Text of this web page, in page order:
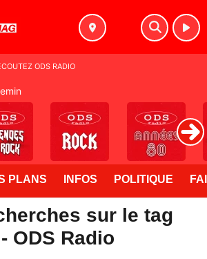
PLANS INFOS POLITIQUE
sur le tag
ODS Radio
ODS RADIO